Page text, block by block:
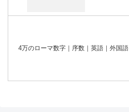
4万のローマ数字｜序数｜英語｜外国語